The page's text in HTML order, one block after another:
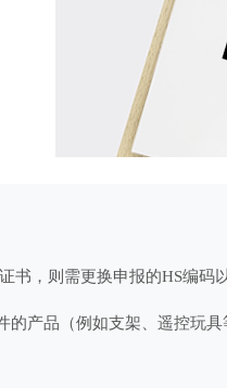
，则需更换申报的HS编码
产品（例如支架、遥控玩具